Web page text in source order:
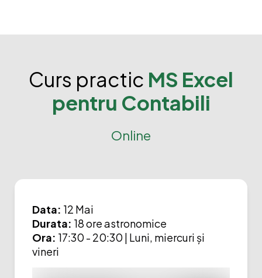
Curs practic MS Excel
pentru Contabili
Online
Data: 12 Mai
Durata: 18 ore astronomice
Ora: 17:30 - 20:30 | Luni, miercuri și
vineri